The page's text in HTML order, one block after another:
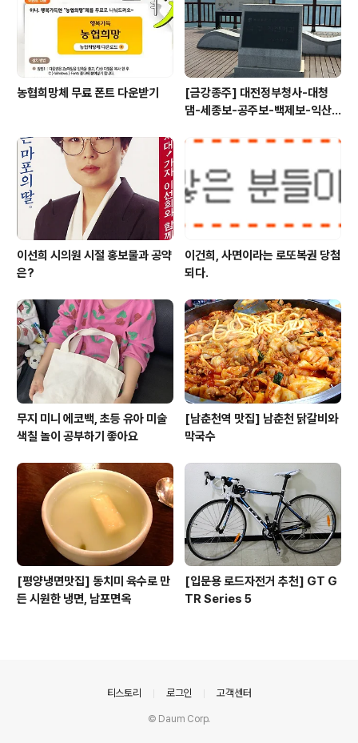
농협희망체 무료 폰트 다운받기
[금강종주] 대전정부청사-대청
댐-세종보-공주보-백제보-익산
이선희 시의원 시절 홍보물과 공약
은?
이건희, 사면이라는 로또복권 당첨
되다.
무지 미니 에코백, 초등 유아 미술
색칠 놀이 공부하기 좋아요
[남춘천역 맛집] 남춘천 닭갈비와
막국수
[평양냉면맛집] 동치미 육수로 만
든 시원한 냉면, 남포면옥
[입문용 로드자전거 추천] GT G
TR Series 5
티스토리 로그인 고객센터
© Daum Corp.